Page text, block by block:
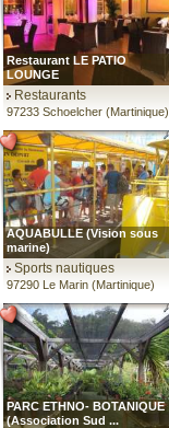
Restaurant LE PATIO
LOUNGE
Restaurants
97233 Schoelcher (Martinique)
AQUABULLE (Vision sous
marine)
Sports nautiques
97290 Le Marin (Martinique)
PARC ETHNO- BOTANIQUE
(Association Sud ...